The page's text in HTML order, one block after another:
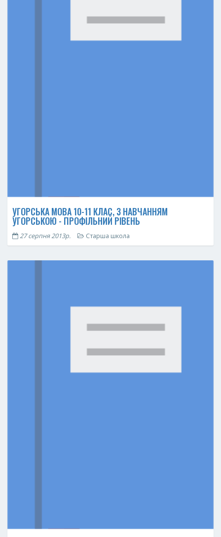
УГОРСЬКА МОВА 10-11 КЛАС, З НАВЧАННЯМ
УГОРСЬКОЮ - ПРОФІЛЬНИЙ РІВЕНЬ
27 серпня 2013р. Старша школа